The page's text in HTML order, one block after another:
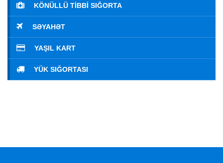
KÖNÜLLÜ TIBBI SIĞORTA
SƏYAHƏT
YAŞIL KART
YÜK SIĞORTASI